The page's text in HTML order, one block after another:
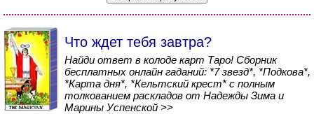
Что ждет тебя завтра?
Найди ответ в колоде карт Таро! Сборник
бесплатных онлайн гаданий: *7 звезд*, *Подкова*,
*Карта дня*, *Кельтский крест* с полным
толкованием раскладов от Надежды Зима и
Марины Успенской >>